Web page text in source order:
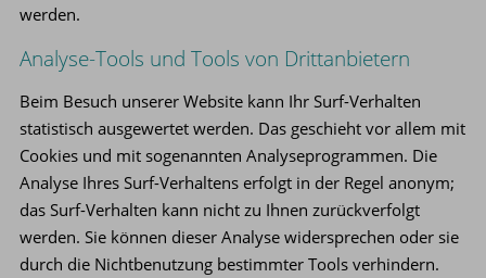
werden.
Analyse-Tools und Tools von Drittanbietern
Beim Besuch unserer Website kann Ihr Surf-Verhalten
statistisch ausgewertet werden. Das geschieht vor allem mit
Cookies und mit sogenannten Analyseprogrammen. Die
Analyse Ihres Surf-Verhaltens erfolgt in der Regel anonym;
das Surf-Verhalten kann nicht zu Ihnen zurückverfolgt
werden. Sie können dieser Analyse widersprechen oder sie
durch die Nichtbenutzung bestimmter Tools verhindern.